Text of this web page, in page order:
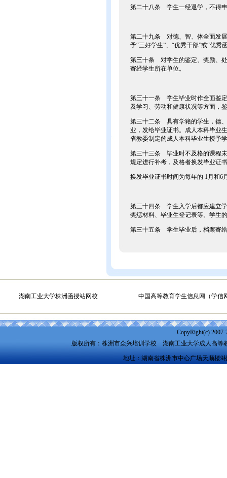
第二十八条 学生一经退学，不得
第二十九条 对德、智、体全面发
予“三好学生”、“优秀干部”或“优秀
第三十条 对学生的鉴定、奖励、
寄经学生所在单位。
第三十一条 学生毕业时作全面鉴
及学习、劳动和健康状况等方面，
第三十二条 具有学籍的学生，德
业，发给毕业证书。成人本科毕业
省教委制定的成人本科毕业生授予
第三十三条 毕业时不及格的课程
规定进行补考，及格者换发毕业证
换发毕业证书时间为每年的 1月和6
第三十四条 学生入学后都应建立
奖惩材料、毕业生登记表等。学生
第三十五条 学生毕业后，档案寄
湖南工业大学株洲函授站网校 中国高等教育学生信息网（学信
CopyRight(c)
版权所有：株洲市众兴培训学校 湖南工业大学成人高等
地址：湖南省株洲市中心广场天顺楼